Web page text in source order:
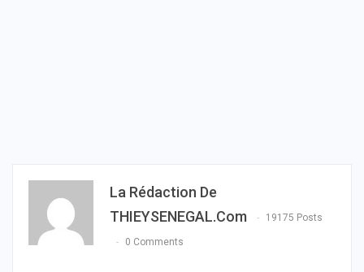
La Rédaction De
THIEYSENEGAL.com
19175 Posts
0 Comments